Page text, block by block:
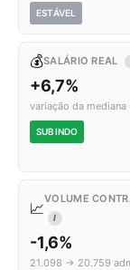
ESTÁVEL
💰SALÁRIO REAL
+6,7%
variação da mediana
SUBINDO
📈
VOLUME
I
-1,6%
21.098 → 20.759